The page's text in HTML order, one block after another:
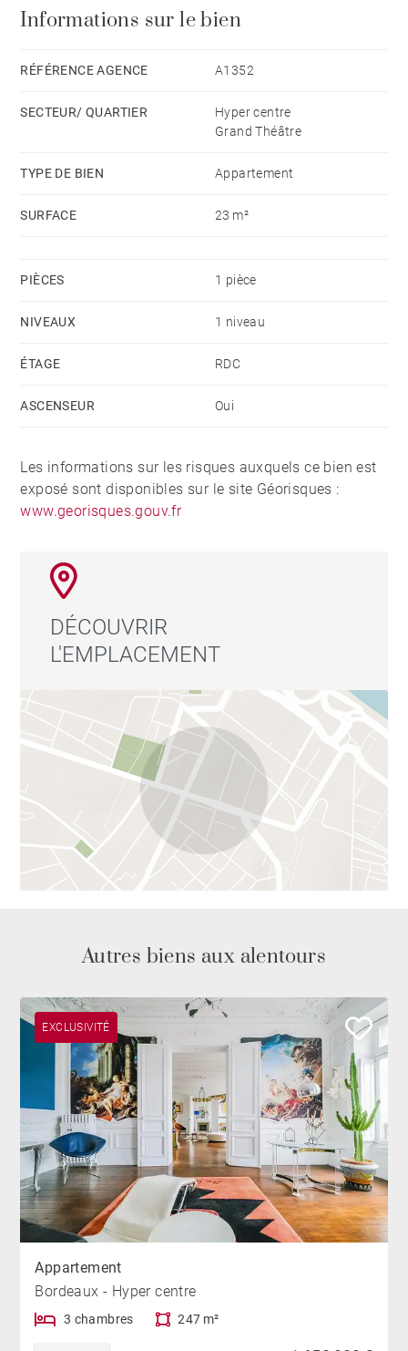
Informations sur le bien
RÉFÉRENCE AGENCE A1352
SECTEUR/ QUARTIER
Hyper centre
Grand Théâtre
TYPE DE BIEN Appartement
SURFACE 23 m²
PIÈCES 1 pièce
NIVEAUX 1 niveau
ÉTAGE RDC
ASCENSEUR Oui
Les informations sur les risques auxquels ce bien est
exposé sont disponibles sur le site Géorisques :
www.georisques.gouv.fr
DÉCOUVRIR
L'EMPLACEMENT
Autres biens aux alentours
EXCLUSIVITÉ
Appartement
Bordeaux - Hyper centre
3 chambres 247 m²